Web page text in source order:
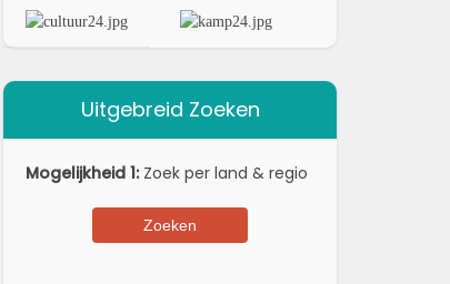
Uitgebreid Zoeken
Mogelijkheid 1:Zoek per land & regio